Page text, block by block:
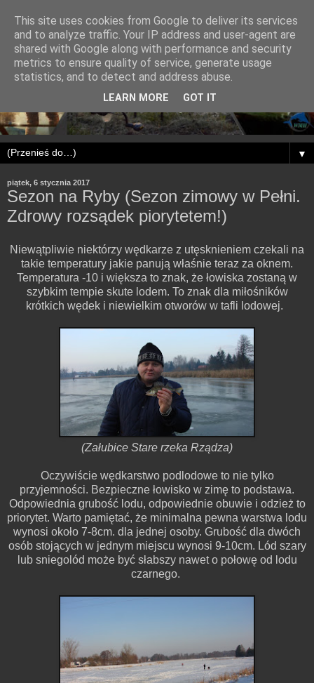
▼
piątek, 6 stycznia 2017
Sezon na Ryby (Sezon zimowy w Pełni.
Zdrowy rozsądek piorytetem!)
Niewątpliwie niektórzy wędkarze z utęsknieniem czekali na
takie temperatury jakie panują właśnie teraz za oknem.
Temperatura -10 i większa to znak, że łowiska zostaną w
szybkim tempie skute lodem. To znak dla miłośników
krótkich wędek i niewielkim otworów w tafli lodowej.
(Załubice Stare rzeka Rządza)
Oczywiście wędkarstwo podlodowe to nie tylko
przyjemności. Bezpieczne łowisko w zimę to podstawa.
Odpowiednia grubość lodu, odpowiednie obuwie i odzież to
priorytet. Warto pamiętać, że minimalna pewna warstwa lodu
wynosi około 7-8cm. dla jednej osoby. Grubość dla dwóch
osób stojących w jednym miejscu wynosi 9-10cm. Lód szary
lub sniegolód może być słabszy nawet o połowę od lodu
czarnego.
This site uses cookies from Google to deliver its services
and to analyze traffic. Your IP address and user-agent are
shared with Google along with performance and security
metrics to ensure quality of service, generate usage
statistics, and to detect and address abuse.
LEARN MORE GOT IT